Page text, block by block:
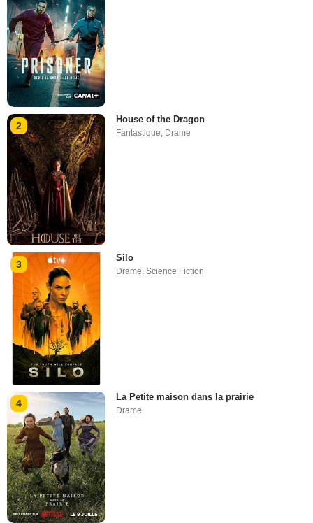
2
House of the Dragon
Fantastique, Drame
3
Silo
Drame,Science Fiction
4
La Petite maison dans la prairie
Drame